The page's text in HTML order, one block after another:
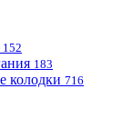
152
183
колодки 716